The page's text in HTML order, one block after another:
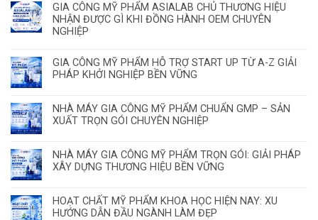
GIA CÔNG MỸ PHẨM ASIALAB CHỦ THƯƠNG HIỆU
NHẬN ĐƯỢC GÌ KHI ĐỒNG HÀNH OEM CHUYÊN
NGHIỆP
GIA CÔNG MỸ PHẨM HỖ TRỢ START UP TỪ A-Z GIẢI
PHÁP KHỞI NGHIỆP BỀN VỮNG
NHÀ MÁY GIA CÔNG MỸ PHẨM CHUẨN GMP – SẢN
XUẤT TRỌN GÓI CHUYÊN NGHIỆP
NHÀ MÁY GIA CÔNG MỸ PHẨM TRỌN GÓI: GIẢI PHÁP
XÂY DỰNG THƯƠNG HIỆU BỀN VỮNG
HOẠT CHẤT MỸ PHẨM KHOA HỌC HIỆN NAY: XU
HƯỚNG DẪN ĐẦU NGÀNH LÀM ĐẸP